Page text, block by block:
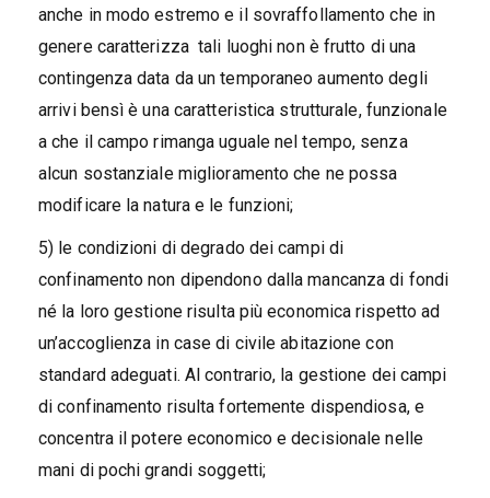
anche in modo estremo e il sovraffollamento che in
genere caratterizza tali luoghi non è frutto di una
contingenza data da un temporaneo aumento degli
arrivi bensì è una caratteristica strutturale, funzionale
a che il campo rimanga uguale nel tempo, senza
alcun sostanziale miglioramento che ne possa
modificare la natura e le funzioni;
5) le condizioni di degrado dei campi di
confinamento non dipendono dalla mancanza di fondi
né la loro gestione risulta più economica rispetto ad
un’accoglienza in case di civile abitazione con
standard adeguati. Al contrario, la gestione dei campi
di confinamento risulta fortemente dispendiosa, e
concentra il potere economico e decisionale nelle
mani di pochi grandi soggetti;